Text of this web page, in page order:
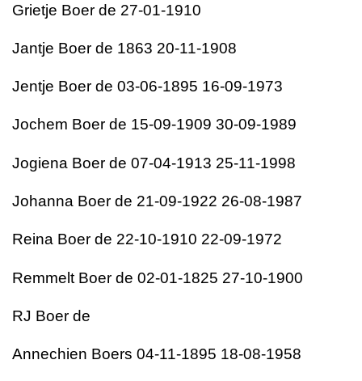
Grietje Boer de 27-01-1910
Jantje Boer de 1863 20-11-1908
Jentje Boer de 03-06-1895 16-09-1973
Jochem Boer de 15-09-1909 30-09-1989
Jogiena Boer de 07-04-1913 25-11-1998
Johanna Boer de 21-09-1922 26-08-1987
Reina Boer de 22-10-1910 22-09-1972
Remmelt Boer de 02-01-1825 27-10-1900
RJ Boer de
Annechien Boers 04-11-1895 18-08-1958